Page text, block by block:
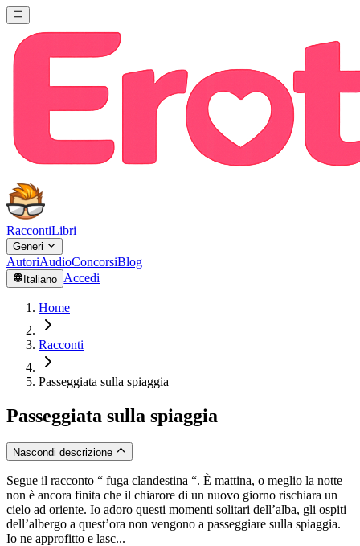
RaccontiLibri
Generi
AutoriAudioConcorsiBlog
Italiano Accedi
Home
Racconti
Passeggiata sulla spiaggia
Passeggiata sulla spiaggia
Nascondi descrizione
Segue il racconto “ fuga clandestina “. È mattina, o meglio la notte
non è ancora finita che il chiarore di un nuovo giorno rischiara un
cielo ad oriente. Io adoro questi momenti solitari dell’alba, gli ospiti
dell’albergo a quest’ora non vengono a passeggiare sulla spiaggia.
Io ne approfitto e lasc...